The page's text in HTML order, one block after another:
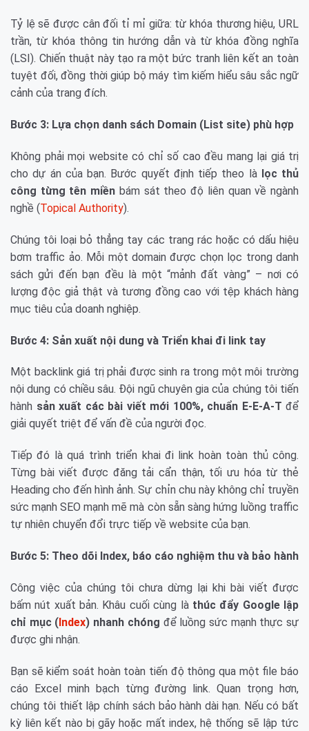
Tỷ lệ sẽ được cân đối tỉ mỉ giữa: từ khóa thương hiệu, URL
trần, từ khóa thông tin hướng dẫn và từ khóa đồng nghĩa
(LSI). Chiến thuật này tạo ra một bức tranh liên kết an toàn
tuyệt đối, đồng thời giúp bộ máy tìm kiếm hiểu sâu sắc ngữ
cảnh của trang đích.
Bước 3: Lựa chọn danh sách Domain (List site) phù hợp
Không phải mọi website có chỉ số cao đều mang lại giá trị
cho dự án của bạn. Bước quyết định tiếp theo là lọc thủ
công từng tên miền bám sát theo độ liên quan về ngành
nghề (Topical Authority).
Chúng tôi loại bỏ thẳng tay các trang rác hoặc có dấu hiệu
bơm traffic ảo. Mỗi một domain được chọn lọc trong danh
sách gửi đến bạn đều là một “mảnh đất vàng” – nơi có
lượng độc giả thật và tương đồng cao với tệp khách hàng
mục tiêu của doanh nghiệp.
Bước 4: Sản xuất nội dung và Triển khai đi link tay
Một backlink giá trị phải được sinh ra trong một môi trường
nội dung có chiều sâu. Đội ngũ chuyên gia của chúng tôi tiến
hành sản xuất các bài viết mới 100%, chuẩn E-E-A-T để
giải quyết triệt để vấn đề của người đọc.
Tiếp đó là quá trình triển khai đi link hoàn toàn thủ công.
Từng bài viết được đăng tải cẩn thận, tối ưu hóa từ thẻ
Heading cho đến hình ảnh. Sự chỉn chu này không chỉ truyền
sức mạnh SEO mạnh mẽ mà còn sẵn sàng hứng luồng traffic
tự nhiên chuyển đổi trực tiếp về website của bạn.
Bước 5: Theo dõi Index, báo cáo nghiệm thu và bảo hành
Công việc của chúng tôi chưa dừng lại khi bài viết được
bấm nút xuất bản. Khâu cuối cùng là thúc đẩy Google lập
chỉ mục (Index) nhanh chóng để luồng sức mạnh thực sự
được ghi nhận.
Bạn sẽ kiểm soát hoàn toàn tiến độ thông qua một file báo
cáo Excel minh bạch từng đường link. Quan trọng hơn,
chúng tôi thiết lập chính sách bảo hành dài hạn. Nếu có bất
kỳ liên kết nào bị gãy hoặc mất index, hệ thống sẽ lập tức